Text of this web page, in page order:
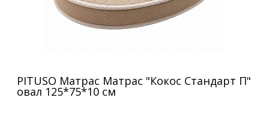
PITUSO Матрас Матрас "Кокос Стандарт П"
овал 125*75*10 см